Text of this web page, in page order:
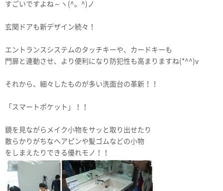
すごいですよね～ヽ(^。^)ノ
玄関ドアも新デザイン続々！
エントランスシステムのタッチキーや、カードキーも
門扉と連動させ、より便利になり防犯性も高まりますね(*^^)v
それから、細々したものが多い洗面台の革新！！
「スマートポケット」！！
鏡を見ながらメイク小物をサッと取り出せたり
散らかりがちなヘアピンや髪ゴムなどの小物
をしまえたりできる優れモノ！！